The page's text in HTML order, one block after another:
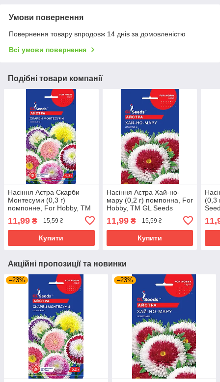
Умови повернення
Повернення товару впродовж 14 днів за домовленістю
Всі умови повернення
Подібні товари компанії
Насіння Астра Скарби
Монтесуми (0,3 г)
помпонне, For Hobby, TM
11,99 ₴ 15,59 ₴
Купити
Насіння Астра Хай-но-
мару (0,2 г) помпонна, For
Hobby, TM GL Seeds
11,99₴ 15,59 ₴
Купити
(0,3
Акційні пропозиції та новинки
–23% –23%